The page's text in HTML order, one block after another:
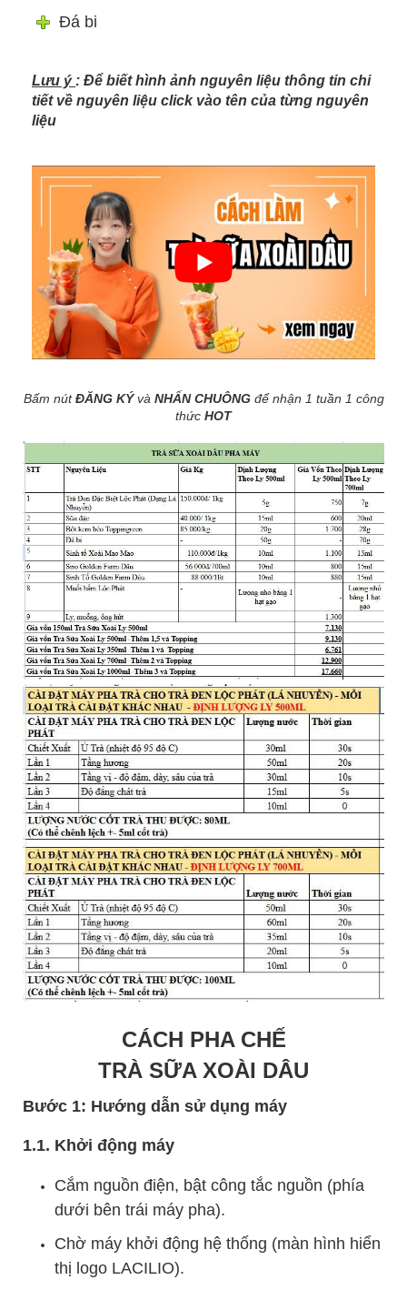
Đá bi
Lưu ý : Để biết hình ảnh nguyên liệu thông tin chi
tiết về nguyên liệu click vào tên của từng nguyên
liệu
Bấm nútĐĂNG KÝvà NHẤN CHUÔNG để nhận 1 tuần 1 công
thức HOT
CÁCH PHA CHẾ
TRÀ SỮA XOÀI DÂU
Bước 1: Hướng dẫn sử dụng máy
1.1. Khởi động máy
Cắm nguồn điện, bật công tắc nguồn (phía
dưới bên trái máy pha).
Chờ máy khởi động hệ thống (màn hình hiển
thị logo LACILIO).